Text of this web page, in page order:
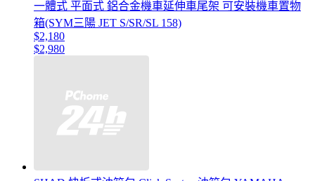
一體式 平面式 鋁合金機車延伸車尾架 可安裝機車置物
箱(SYM三陽 JET S/SR/SL 158)
$2,180
$2,980